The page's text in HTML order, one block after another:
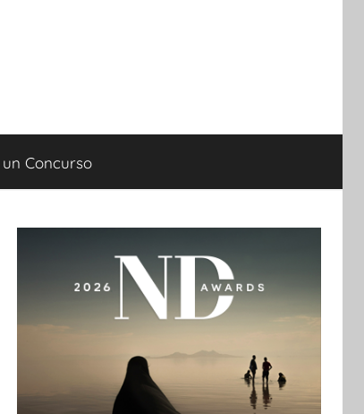
Concurso